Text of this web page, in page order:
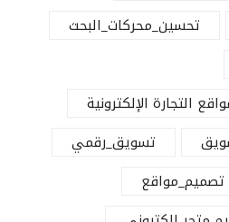
تحسين_محركات_البحث
التجارة الإلكترونية
تسويق_رقمي
تصميم_مواقع